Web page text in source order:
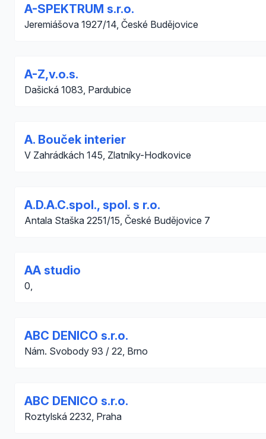
A-SPEKTRUM s.r.o.
Jeremiášova 1927/14, České Budějovice
A-Z,v.o.s.
Dašická 1083, Pardubice
A. Bouček interier
V Zahrádkách 145, Zlatníky-Hodkovice
A.D.A.C.spol., spol. s r.o.
Antala Staška 2251/15, České Budějovice 7
AA studio
0,
ABC DENICO s.r.o.
Nám. Svobody 93 / 22, Brno
ABC DENICO s.r.o.
Roztylská 2232, Praha